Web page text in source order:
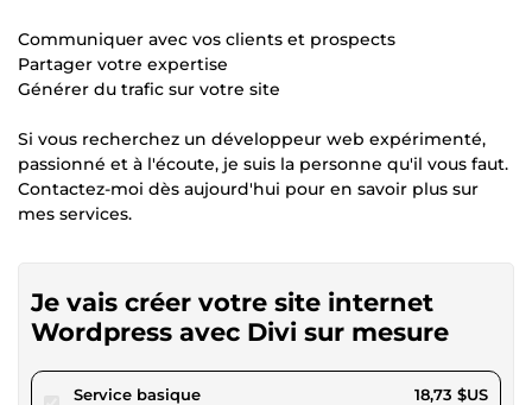
Communiquer avec vos clients et prospects
Partager votre expertise
Générer du trafic sur votre site
Si vous recherchez un développeur web expérimenté,
passionné et à l'écoute, je suis la personne qu'il vous faut.
Contactez-moi dès aujourd'hui pour en savoir plus sur
mes services.
Je vais créer votre site internet
Wordpress avec Divi sur mesure
Service basiquepour 17,26 $US 18,73 $US